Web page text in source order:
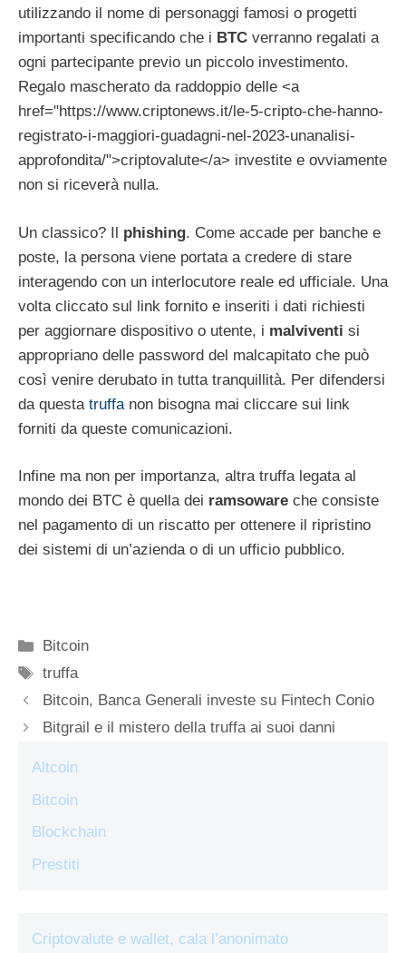
utilizzando il nome di personaggi famosi o progetti
importanti specificando che i BTC verranno regalati a
ogni partecipante previo un piccolo investimento.
Regalo mascherato da raddoppio delle <a
href="https://www.criptonews.it/le-5-cripto-che-hanno-
registrato-i-maggiori-guadagni-nel-2023-unanalisi-
approfondita/">criptovalute</a> investite e ovviamente
non si riceverà nulla.
Un classico? Il phishing. Come accade per banche e
poste, la persona viene portata a credere di stare
interagendo con un interlocutore reale ed ufficiale. Una
volta cliccato sul link fornito e inseriti i dati richiesti
per aggiornare dispositivo o utente, i malviventi si
appropriano delle password del malcapitato che può
così venire derubato in tutta tranquillità. Per difendersi
da questa truffanon bisogna mai cliccare sui link
forniti da queste comunicazioni.
Infine ma non per importanza, altra truffa legata al
mondo dei BTC è quella dei ramsoware che consiste
nel pagamento di un riscatto per ottenere il ripristino
dei sistemi di un’azienda o di un ufficio pubblico.
Categorie
Bitcoin
Tag
truffa
Bitcoin, Banca Generali investe su Fintech Conio
Bitgrail e il mistero della truffa ai suoi danni
Altcoin
Bitcoin
Blockchain
Prestiti
Criptovalute e wallet, cala l’anonimato